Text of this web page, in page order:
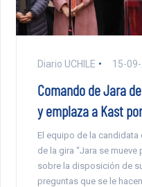
Diario UCHILE 15-
Comando de Jara
y emplaza a Kast
El equipo de la
de la gira “Jara se mueve
sobre la disposición de
preguntas que se le